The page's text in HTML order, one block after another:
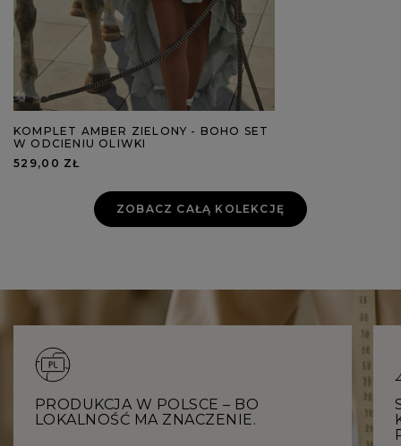
KOMPLET AMBER ZIELONY - BOHO SET
W ODCIENIU OLIWKI
529,00 ZŁ
ZOBACZ CAŁĄ KOLEKCJĘ
PRODUKCJA W POLSCE – BO
LOKALNOŚĆ MA ZNACZENIE.